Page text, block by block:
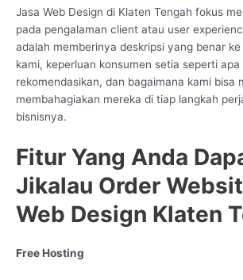
Jasa Web Design di Klaten Tengah fokus
pada pengalaman client atau user
adalah memberinya deskripsi yang benar
kami, keperluan konsumen setia seperti
rekomendasikan, dan bagaimana kami bisa
membahagiakan mereka di tiap langkah
bisnisnya.
Fitur Yang Anda
Jikalau Order
Web Design Klaten
Free Hosting